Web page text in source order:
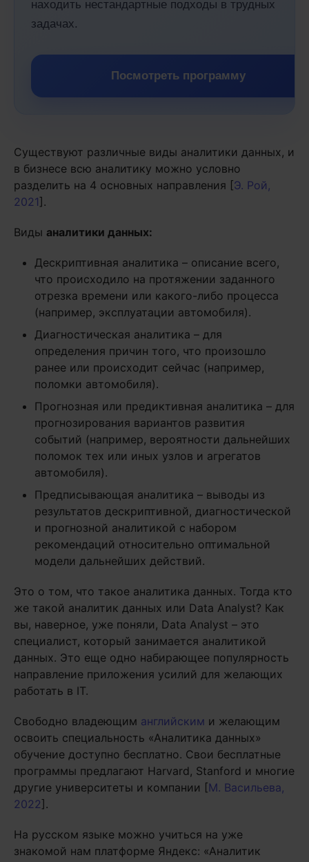
находить нестандартные подходы в трудных
задачах.
Посмотреть программу
Существуют различные виды аналитики данных, и
в бизнесе всю аналитику можно условно
разделить на 4 основных направления [Э. Рой,
2021].
Виды аналитики данных:
Дескриптивная аналитика – описание всего,
что происходило на протяжении заданного
отрезка времени или какого-либо процесса
(например, эксплуатации автомобиля).
Диагностическая аналитика – для
определения причин того, что произошло
ранее или происходит сейчас (например,
поломки автомобиля).
Прогнозная или предиктивная аналитика – для
прогнозирования вариантов развития
событий (например, вероятности дальнейших
поломок тех или иных узлов и агрегатов
автомобиля).
Предписывающая аналитика – выводы из
результатов дескриптивной, диагностической
и прогнозной аналитикой с набором
рекомендаций относительно оптимальной
модели дальнейших действий.
Это о том, что такое аналитика данных. Тогда кто
же такой аналитик данных или Data Analyst? Как
вы, наверное, уже поняли, Data Analyst – это
специалист, который занимается аналитикой
данных. Это еще одно набирающее популярность
направление приложения усилий для желающих
работать в IT.
Свободно владеющим английским и желающим
освоить специальность «Аналитика данных»
обучение доступно бесплатно. Свои бесплатные
программы предлагают Harvard, Stanford и многие
другие университеты и компании [М. Васильева,
2022].
На русском языке можно учиться на уже
знакомой нам платформе Яндекс: «Аналитик